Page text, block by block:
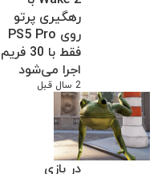
رهگیری پرتو
روی PS5 Pro
فقط با 30 فریم
اجرا می‌شود
2 سال قبل
در بازی